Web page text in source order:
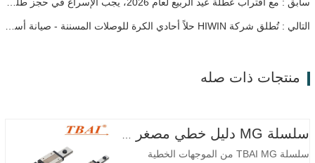
منتجات ذات صله
سلسلة TBAI MG من الموجهات الخطية